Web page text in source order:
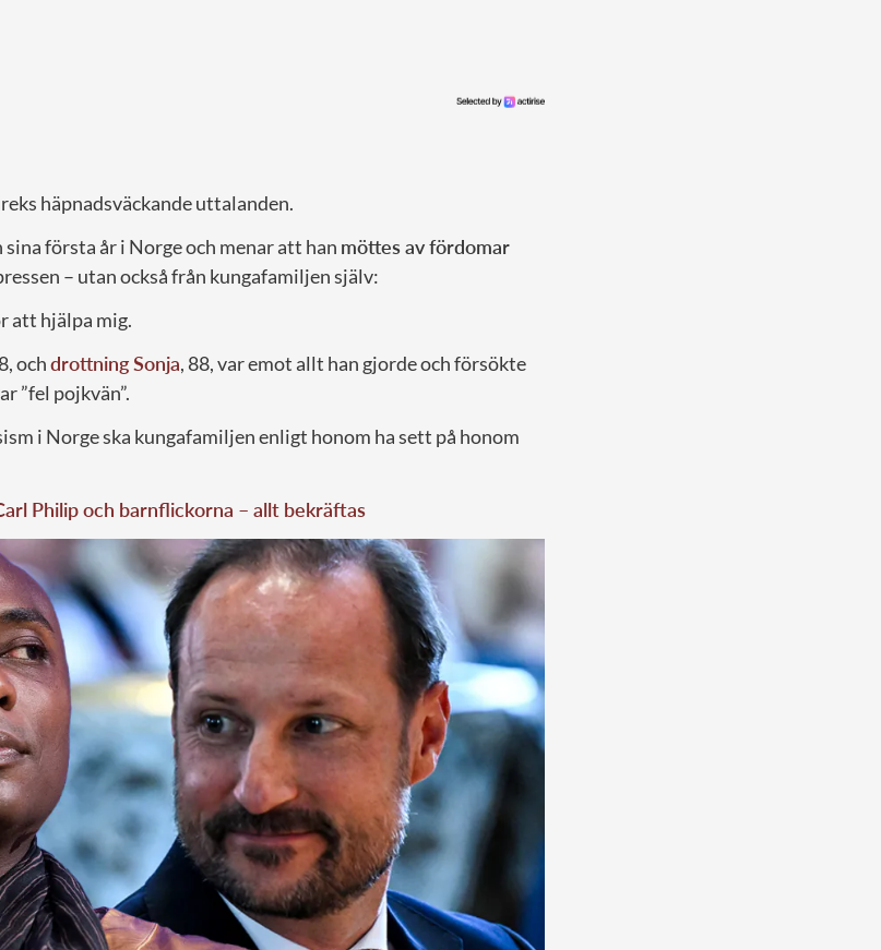
häpnadsväckande uttalanden.
första år i Norge och menar att han möttes av fördomar
– utan också från kungafamiljen själv:
att hjälpa mig.
ochdrottning Sonja, 88, var emot allt han gjorde och försökte
”fel pojkvän”.
i Norge ska kungafamiljen enligt honom ha sett på honom
Philip och barnflickorna – allt bekräftas